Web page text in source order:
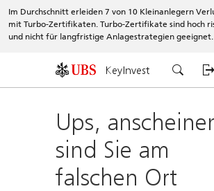
Im Durchschnitt erleiden 7 von 10 Kleinanlegern
mit Turbo-Zertifikaten. Turbo-Zertifikate sind hoch
und nicht für langfristige Anlagestrategien geeignet.
KeyInvest
Ups,
sind Sie am
falschen Ort